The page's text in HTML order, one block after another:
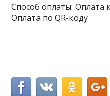
Способ оплаты: Оплата
Оплата по QR-коду